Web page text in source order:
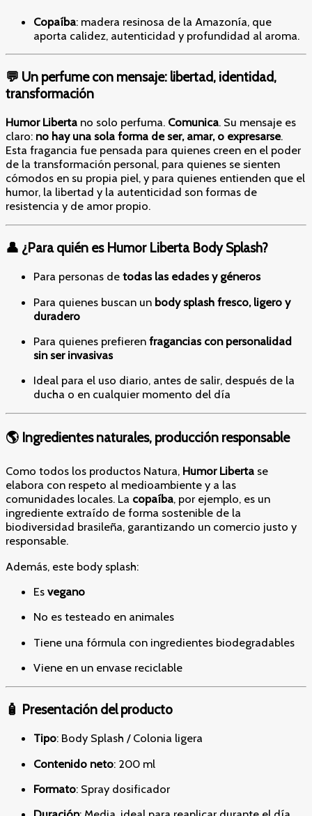
Copaíba: madera resinosa de la Amazonía, que
aporta calidez, autenticidad y profundidad al aroma.
💬 Un perfume con mensaje: libertad, identidad,
transformación
Humor Liberta no solo perfuma. Comunica. Su mensaje es
claro: no hay una sola forma de ser, amar, o expresarse.
Esta fragancia fue pensada para quienes creen en el poder
de la transformación personal, para quienes se sienten
cómodos en su propia piel, y para quienes entienden que el
humor, la libertad y la autenticidad son formas de
resistencia y de amor propio.
👤 ¿Para quién es Humor Liberta Body Splash?
Para personas de todas las edades y géneros
Para quienes buscan un body splash fresco, ligero y
duradero
Para quienes prefieren fragancias con personalidad
sin ser invasivas
Ideal para el uso diario, antes de salir, después de la
ducha o en cualquier momento del día
🌎 Ingredientes naturales, producción responsable
Como todos los productos Natura, Humor Liberta se
elabora con respeto al medioambiente y a las
comunidades locales. La copaíba, por ejemplo, es un
ingrediente extraído de forma sostenible de la
biodiversidad brasileña, garantizando un comercio justo y
responsable.
Además, este body splash:
Es vegano
No es testeado en animales
Tiene una fórmula con ingredientes biodegradables
Viene en un envase reciclable
🧴 Presentación del producto
Tipo: Body Splash / Colonia ligera
Contenido neto: 200 ml
Formato: Spray dosificador